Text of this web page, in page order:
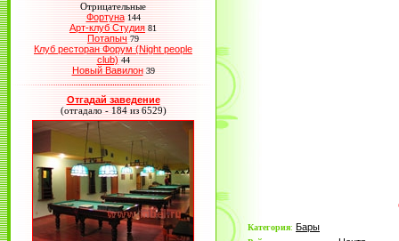
Отрицательные
Фортуна 144
Арт-клуб Студия 81
Потапыч 79
Клуб ресторан Форум (Night people
club) 44
Новый Вавилон 39
Отгадай заведение
(отгадало - 184 из 6529)
Категория: Бары